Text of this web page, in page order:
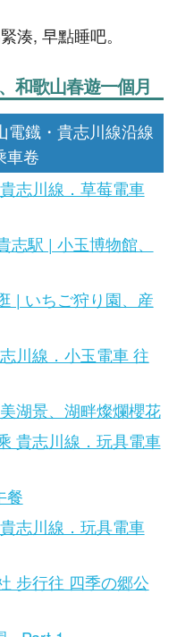
湊, 早點睡吧。
和歌山春遊一個月
電鐡・貴志川線沿線
車卷
志川線．草莓電車
駅 | 小玉博物館、
| いちご狩り園、産
川線．小玉電車 往
湖景、湖畔燦爛櫻花
貴志川線．玩具電車
餐
志川線．玩具電車
步行往 四季の郷公